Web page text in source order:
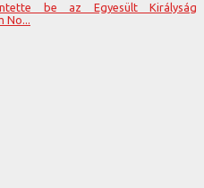
be az Egyesült Királyság
No...